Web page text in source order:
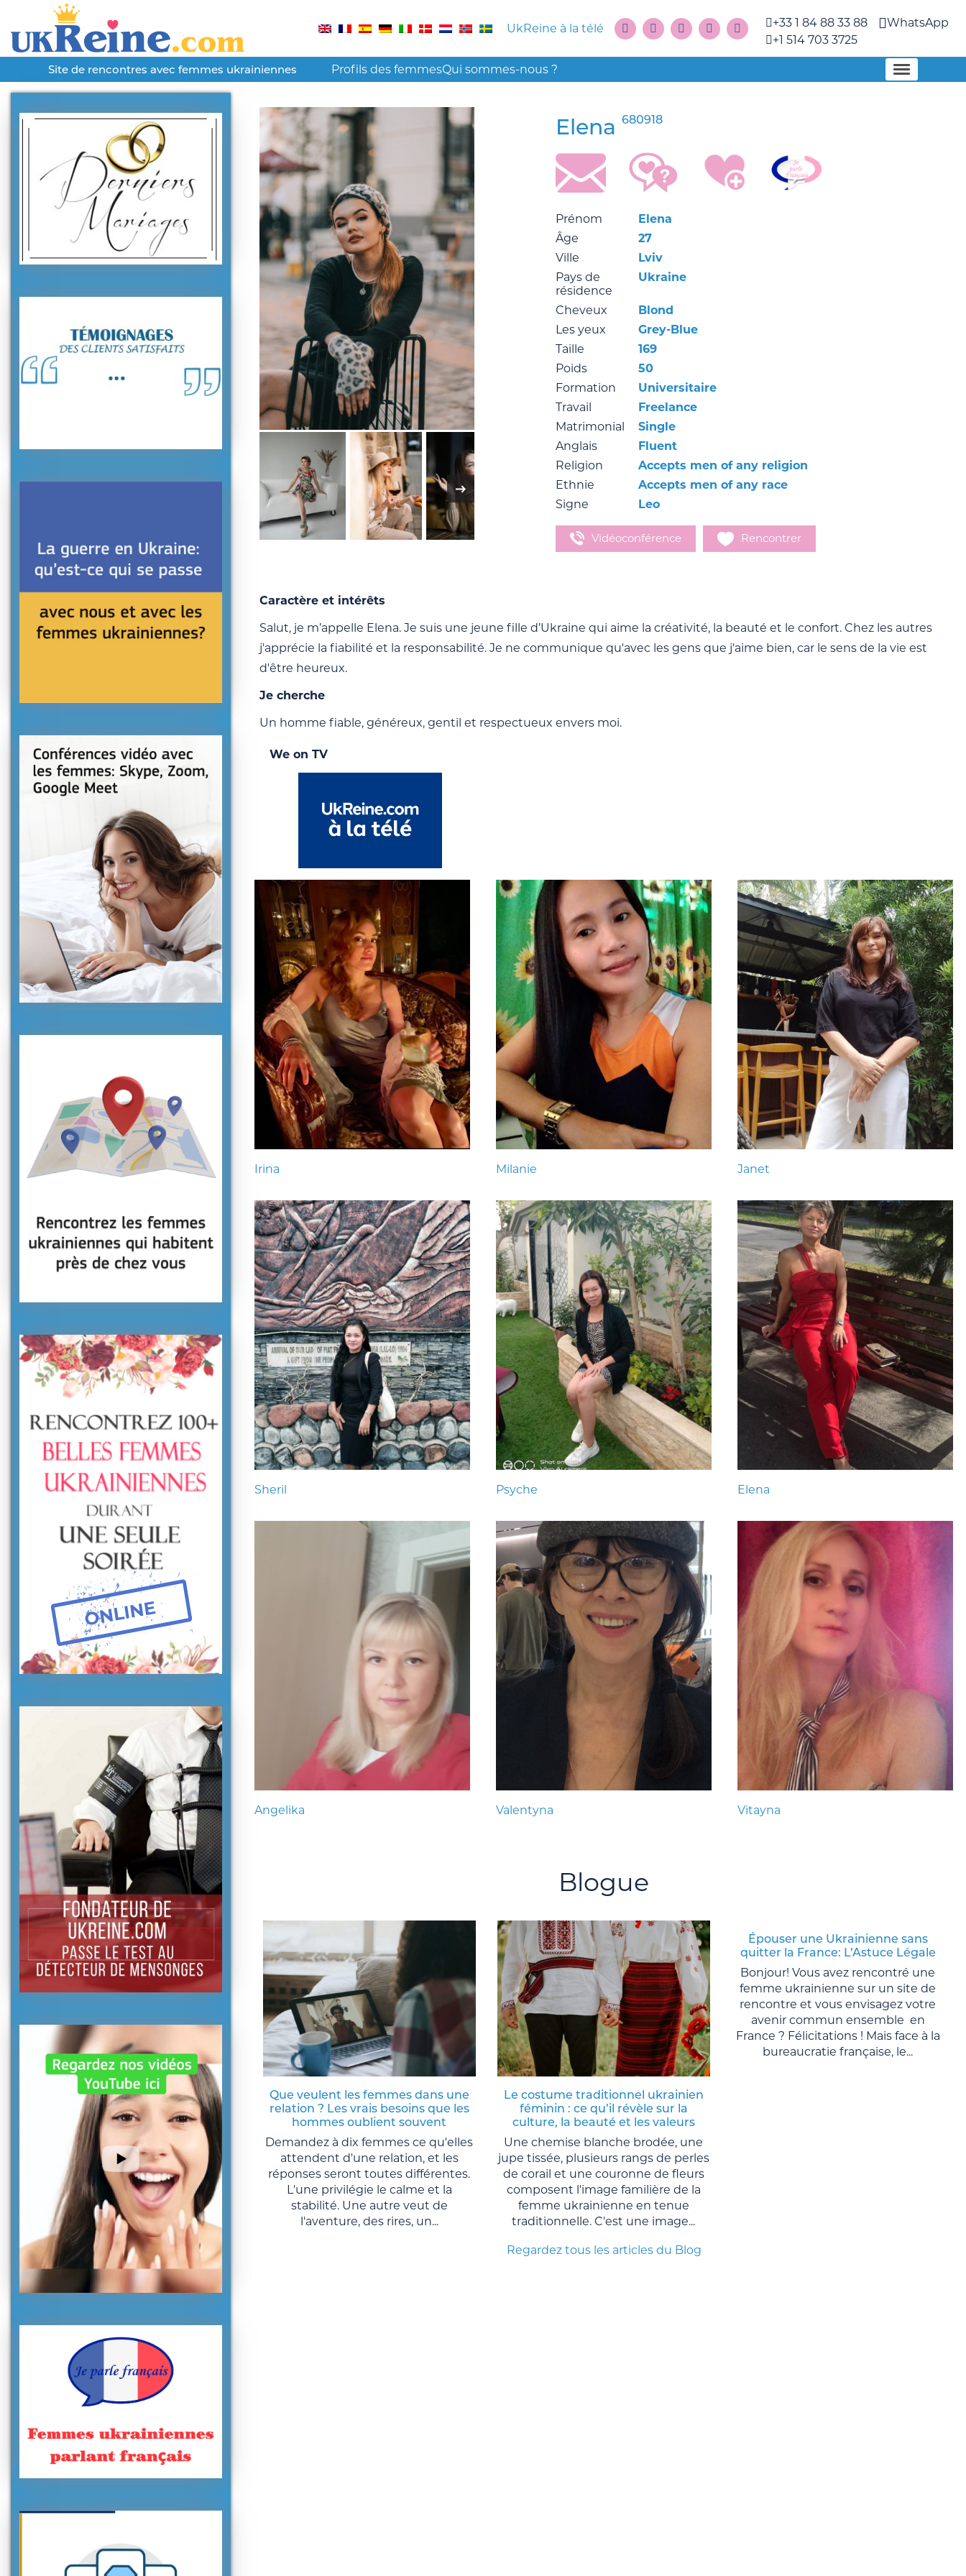
UkReine à la télé
+33 1 84 88 33 88
+1 514 703 3725
WhatsApp
Site de rencontres avec femmes ukrainiennes Profils des femmesQui sommes-nous ?
Elena 680918
Prénom
Elena
Âge
27
Ville
Lviv
Pays de
résidence
Ukraine
Cheveux
Blond
Les yeux
Grey-Blue
Taille
169
Poids
50
Formation
Universitaire
Travail
Freelance
Matrimonial
Single
Anglais
Fluent
Religion
Accepts men of any religion
Ethnie
Accepts men of any race
Signe
Leo
Vidéoconférence Rencontrer
Caractère et intérêts
Salut, je m’appelle Elena. Je suis une jeune fille d’Ukraine qui aime la créativité, la beauté et le confort. Chez les autres
j'apprécie la fiabilité et la responsabilité. Je ne communique qu'avec les gens que j'aime bien, car le sens de la vie est
d'être heureux.
Je cherche
Un homme fiable, généreux, gentil et respectueux envers moi.
We on TV
Irina Milanie Janet
Sheril Psyche Elena
Angelika Valentyna Vitayna
Blogue
Que veulent les femmes dans une
relation ? Les vrais besoins que les
hommes oublient souvent
Demandez à dix femmes ce qu'elles
attendent d'une relation, et les
réponses seront toutes différentes.
L'une privilégie le calme et la
stabilité. Une autre veut de
l'aventure, des rires, un...
Le costume traditionnel ukrainien
féminin : ce qu’il révèle sur la
culture, la beauté et les valeurs
Une chemise blanche brodée, une
jupe tissée, plusieurs rangs de perles
de corail et une couronne de fleurs
composent l'image familière de la
femme ukrainienne en tenue
traditionnelle. C'est une image...
Épouser une Ukrainienne sans
quitter la France: L’Astuce Légale
Bonjour! Vous avez rencontré une
femme ukrainienne sur un site de
rencontre et vous envisagez votre
avenir commun ensemble en
France ? Félicitations ! Mais face à la
bureaucratie française, le...
Regardez tous les articles du Blog